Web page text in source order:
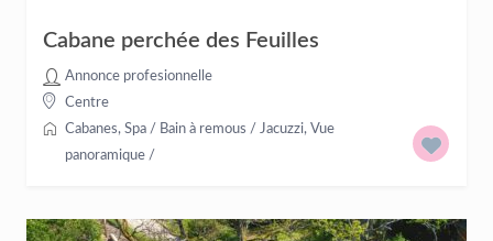
Cabane perchée des Feuilles
Annonce profesionnelle
Centre
Cabanes, Spa / Bain à remous / Jacuzzi, Vue
panoramique /